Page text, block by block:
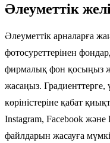
Әлеуметтік
Әлеуметтік арналарға
фотосуреттерінен
фирмалық фон қосыңыз
жасаңыз. Градиенттерге,
көріністеріне қабат
Instagram, Facebook және
файлдарын жасауға